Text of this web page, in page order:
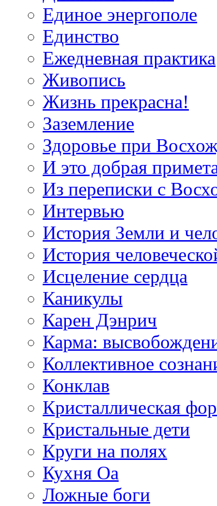
Единое энергополе
Единство
Ежедневная практика
Живопись
Жизнь прекрасна!
Заземление
Здоровье при
И это добрая
Из переписки с
Интервью
История Земли и
История
Исцеление сердца
Каникулы
Карен Дэнрич
Карма:
Коллективное
Конклав
Кристаллическая
Кристальные дети
Круги на полях
Кухня Оа
Ложные боги